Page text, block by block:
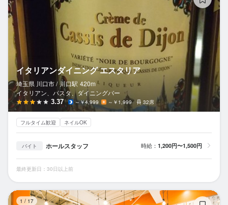
イタリアンダイニング エスタリア
埼玉県 川口市 / 川口駅 420m
イタリアン、パスタ、ダイニングバー
3.37 ～￥4,999 ～￥1,999 32席
フルタイム歓迎 ネイルOK
バイト ホールスタッフ 時給： 1,200円〜1,500円
最終更新日：30日以上前
1 / 17